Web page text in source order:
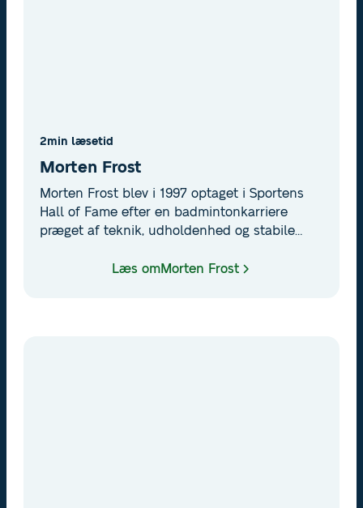
2min læsetid
Morten Frost
Morten Frost blev i 1997 optaget i Sportens
Hall of Fame efter en badmintonkarriere
præget af teknik, udholdenhed og stabile
Læs omMorten Frost